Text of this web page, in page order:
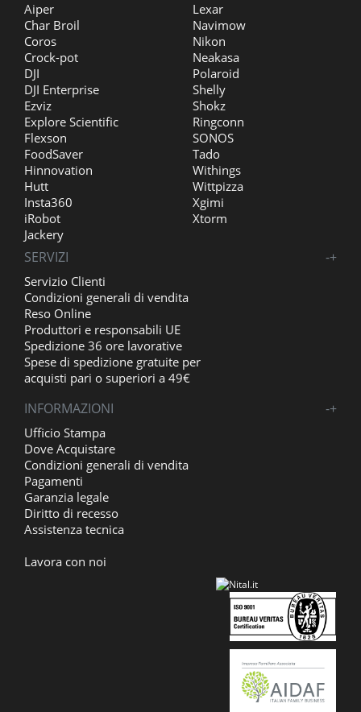
Aiper
Char Broil
Coros
Crock-pot
DJI
DJI Enterprise
Ezviz
Explore Scientific
Flexson
FoodSaver
Hinnovation
Hutt
Insta360
iRobot
Jackery
Lexar
Navimow
Nikon
Neakasa
Polaroid
Shelly
Shokz
Ringconn
SONOS
Tado
Withings
Wittpizza
Xgimi
Xtorm
SERVIZI +
-
Servizio Clienti
Condizioni generali di vendita
Reso Online
Produttori e responsabili UE
Spedizione 36 ore lavorative
Spese di spedizione gratuite per
acquisti pari o superiori a 49€
INFORMAZIONI +
-
Ufficio Stampa
Dove Acquistare
Condizioni generali di vendita
Pagamenti
Garanzia legale
Diritto di recesso
Assistenza tecnica
Lavora con noi